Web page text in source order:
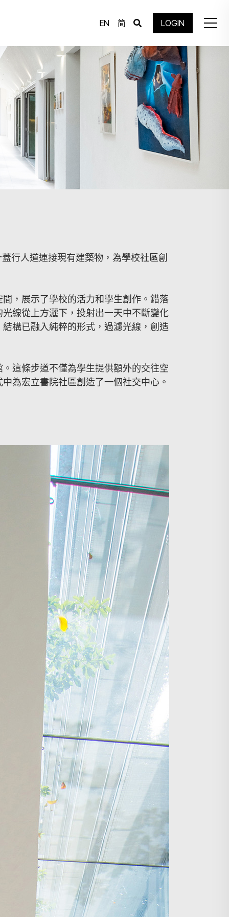
EN 简 LOGIN
行人道連接現有建築物，為學校社區創
，展示了學校的活力和學生創作。錯落
線從上方灑下，投射出一天中不斷變化
構已融入純粹的形式，過濾光線，創造
這條步道不僅為學生提供額外的交往空
為宏立書院社區創造了一個社交中心。